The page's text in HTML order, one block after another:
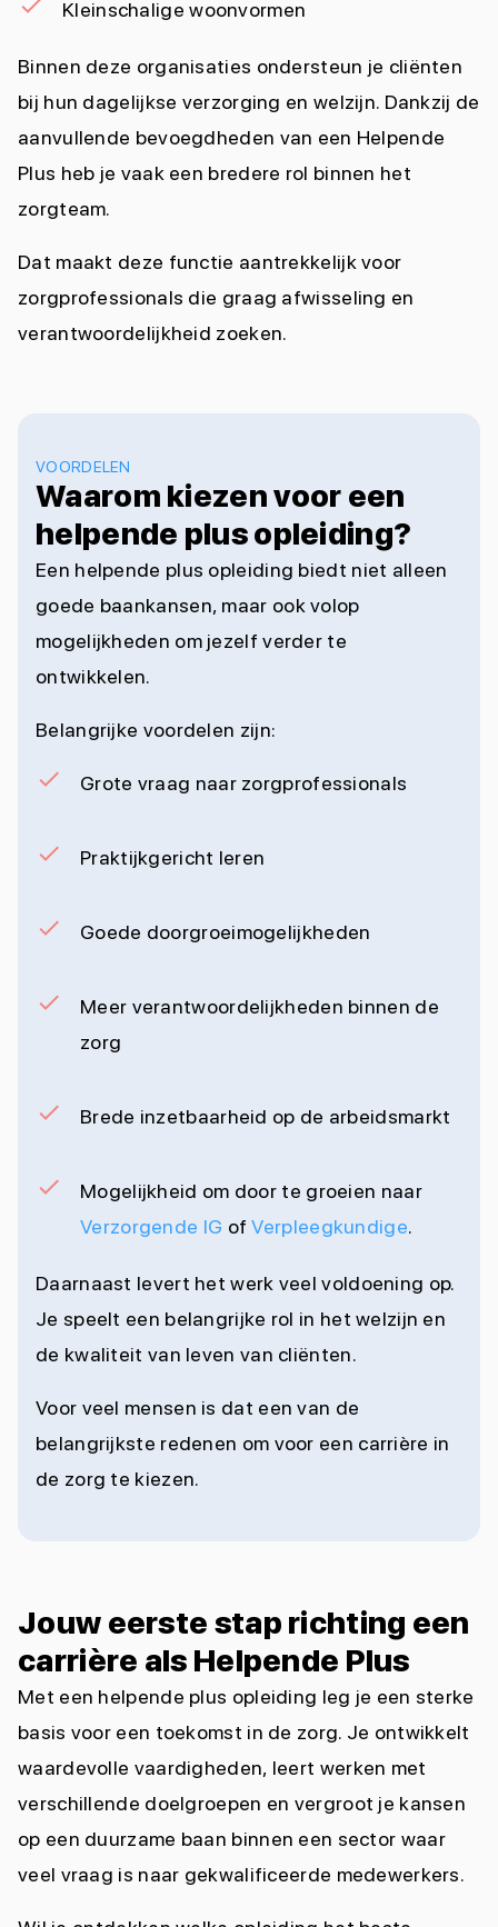
Kleinschalige woonvormen
Binnen deze organisaties ondersteun je cliënten
bij hun dagelijkse verzorging en welzijn. Dankzij de
aanvullende bevoegdheden van een Helpende
Plus heb je vaak een bredere rol binnen het
zorgteam.
Dat maakt deze functie aantrekkelijk voor
zorgprofessionals die graag afwisseling en
verantwoordelijkheid zoeken.
VOORDELEN
Waarom kiezen voor een
helpende plus opleiding?
Een helpende plus opleiding biedt niet alleen
goede baankansen, maar ook volop
mogelijkheden om jezelf verder te
ontwikkelen.
Belangrijke voordelen zijn:
Grote vraag naar zorgprofessionals
Praktijkgericht leren
Goede doorgroeimogelijkheden
Meer verantwoordelijkheden binnen de
zorg
Brede inzetbaarheid op de arbeidsmarkt
Mogelijkheid om door te groeien naar
Verzorgende IG ofVerpleegkundige.
Daarnaast levert het werk veel voldoening op.
Je speelt een belangrijke rol in het welzijn en
de kwaliteit van leven van cliënten.
Voor veel mensen is dat een van de
belangrijkste redenen om voor een carrière in
de zorg te kiezen.
Jouw eerste stap richting een
carrière als Helpende Plus
Met een helpende plus opleiding leg je een sterke
basis voor een toekomst in de zorg. Je ontwikkelt
waardevolle vaardigheden, leert werken met
verschillende doelgroepen en vergroot je kansen
op een duurzame baan binnen een sector waar
veel vraag is naar gekwalificeerde medewerkers.